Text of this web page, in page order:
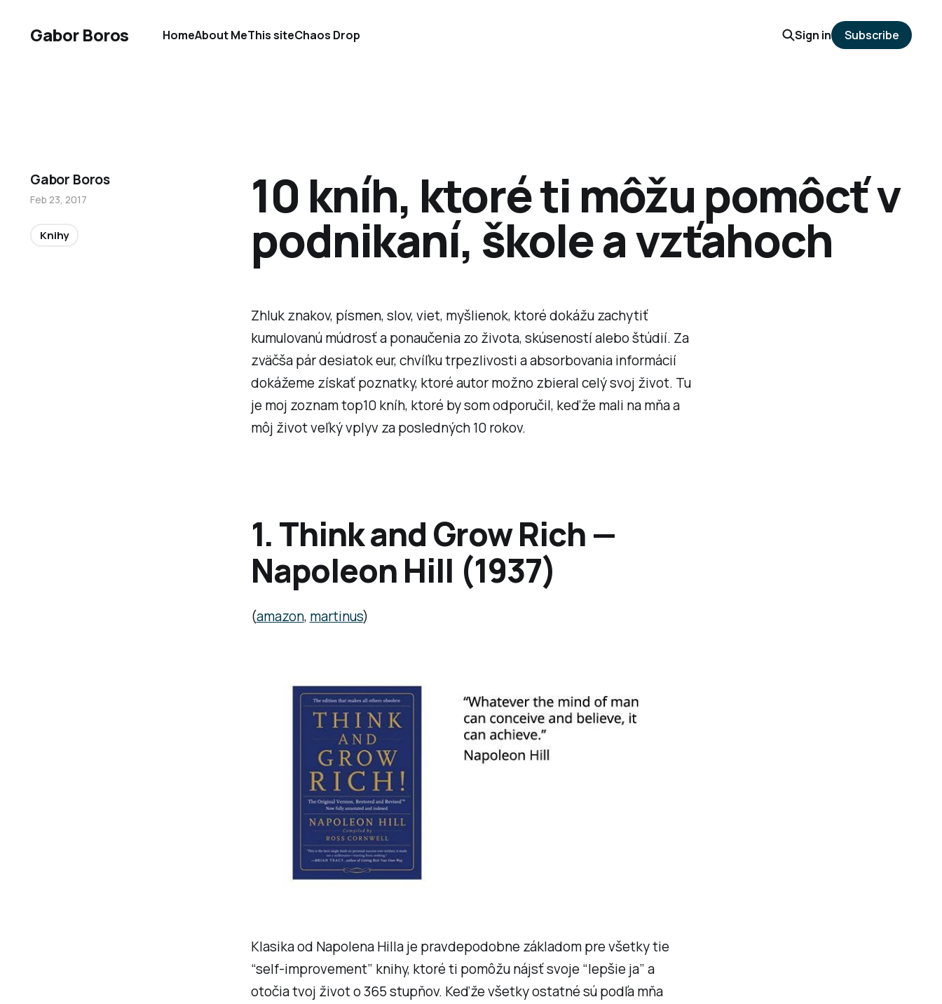
Gabor Boros HomeAbout MeThis siteChaos Drop Sign in Subscribe
Zhluk znakov, písmen, slov, viet, myšlienok, ktoré dokážu zachytiť
kumulovanú múdrosť a ponaučenia zo života, skúseností alebo štúdií. Za
zväčša pár desiatok eur, chvíľku trpezlivosti a absorbovania informácií
dokážeme získať poznatky, ktoré autor možno zbieral celý svoj život. Tu
je moj zoznam top10 kníh, ktoré by som odporučil, keďže mali na mňa a
môj život veľký vplyv za posledných 10 rokov.
1. Think and Grow Rich —
Napoleon Hill (1937)
(amazon, martinus)
Klasika od Napolena Hilla je pravdepodobne základom pre všetky tie
“self-improvement” knihy, ktoré ti pomôžu nájsť svoje “lepšie ja” a
otočia tvoj život o 365 stupňov. Keďže všetky ostatné sú podľa mňa
10 kníh, ktoré ti môžu pomôcť v
podnikaní, škole a vzťahoch
Gabor Boros
Feb 23, 2017
Knihy